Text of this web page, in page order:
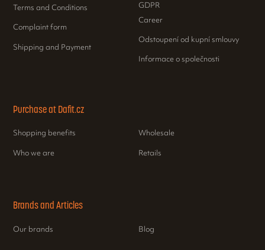
Terms and Conditions
Complaint form
Shipping and Payment
GDPR
Career
Odstoupení od kupní smlouvy
Informace o společnosti
Purchase at Dafit.cz
Shopping benefits
Who we are
Wholesale
Retails
Brands and Articles
Our brands Blog